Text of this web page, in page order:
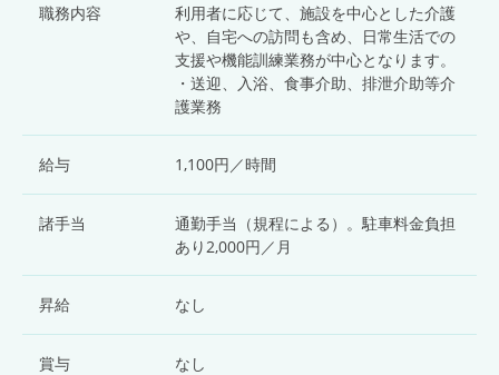
職務内容
利用者に応じて、施設を中心とした介護
や、自宅への訪問も含め、日常生活での
支援や機能訓練業務が中心となります。
・送迎、入浴、食事介助、排泄介助等介
護業務
給与 1,100円／時間
諸手当
通勤手当（規程による）。駐車料金負担
あり2,000円／月
昇給 なし
賞与 なし